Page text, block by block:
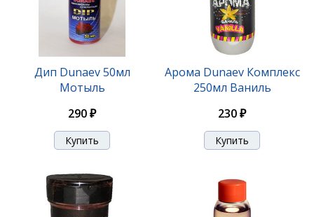
Дип Dunaev 50мл
Мотыль
290 ₽
Арома Dunaev Комплекс
250мл Ваниль
230 ₽